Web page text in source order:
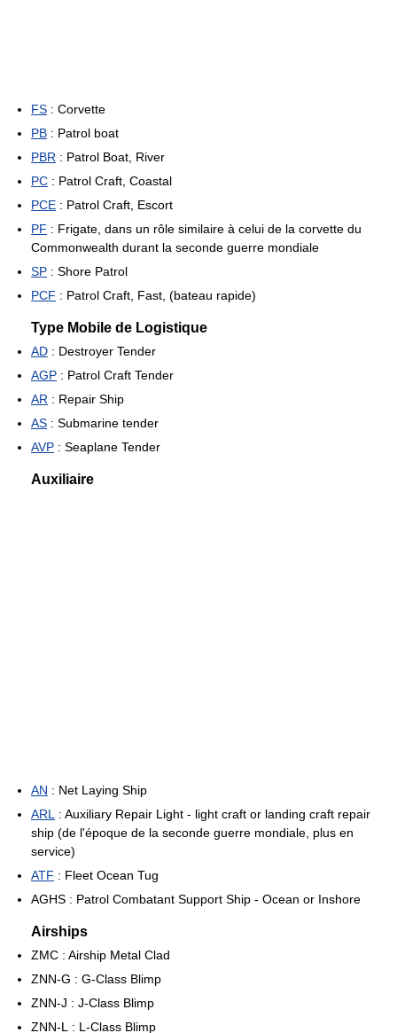
FS : Corvette
PB : Patrol boat
PBR : Patrol Boat, River
PC : Patrol Craft, Coastal
PCE : Patrol Craft, Escort
PF : Frigate, dans un rôle similaire à celui de la corvette du
Commonwealth durant la seconde guerre mondiale
SP : Shore Patrol
PCF : Patrol Craft, Fast, (bateau rapide)
Type Mobile de Logistique
AD : Destroyer Tender
AGP : Patrol Craft Tender
AR : Repair Ship
AS : Submarine tender
AVP : Seaplane Tender
Auxiliaire
AN : Net Laying Ship
ARL
: Auxiliary Repair Light - light craft or landing craft repair
ship (de l'époque de la seconde guerre mondiale, plus en
service)
ATF : Fleet Ocean Tug
AGHS : Patrol Combatant Support Ship - Ocean or Inshore
Airships
ZMC : Airship Metal Clad
ZNN-G : G-Class Blimp
ZNN-J : J-Class Blimp
ZNN-L : L-Class Blimp